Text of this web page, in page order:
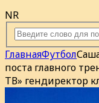
NR
ГлавнаяФутбол
поста главного
ТВ» гендиректор